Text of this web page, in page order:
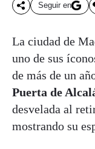
Seguir en
La ciudad de
uno de sus
de más de un
Puerta de
desvelada al
mostrando su